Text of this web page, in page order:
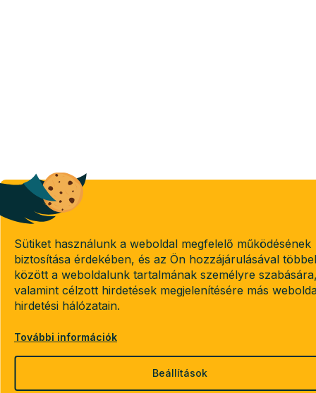
Sütiket használunk a weboldal megfelelő működésének
biztosítása érdekében, és az Ön hozzájárulásával
között a weboldalunk tartalmának személyre
valamint célzott hirdetések megjelenítésére más
hirdetési hálózatain.
További információk
Beállítások